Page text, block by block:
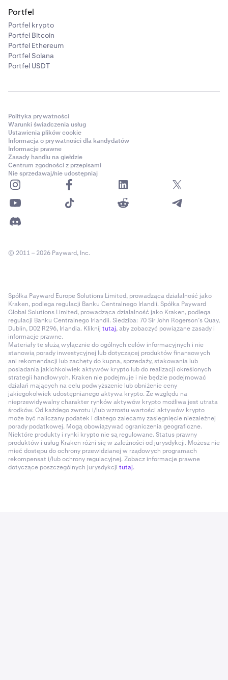
Portfel
Portfel krypto
Portfel Bitcoin
Portfel Ethereum
Portfel Solana
Portfel USDT
Polityka prywatności
Warunki świadczenia usług
Ustawienia plików cookie
Informacja o prywatności dla kandydatów
Informacje prawne
Zasady handlu na giełdzie
Centrum zgodności z przepisami
Nie sprzedawaj/nie udostępniaj
© 2011 – 2026 Payward, Inc.
Spółka Payward Europe Solutions Limited, prowadząca działalność jako
Kraken, podlega regulacji Banku Centralnego Irlandii. Spółka Payward
Global Solutions Limited, prowadząca działalność jako Kraken, podlega
regulacji Banku Centralnego Irlandii. Siedziba: 70 Sir John Rogerson’s Quay,
Dublin, D02 R296, Irlandia. Kliknij tutaj, aby zobaczyć powiązane zasady i
informacje prawne.
Materiały te służą wyłącznie do ogólnych celów informacyjnych i nie
stanowią porady inwestycyjnej lub dotyczącej produktów finansowych
ani rekomendacji lub zachęty do kupna, sprzedaży, stakowania lub
posiadania jakichkolwiek aktywów krypto lub do realizacji określonych
strategii handlowych. Kraken nie podejmuje i nie będzie podejmować
działań mających na celu podwyższenie lub obniżenie ceny
jakiegokolwiek udostępnianego aktywa krypto. Ze względu na
nieprzewidywalny charakter rynków aktywów krypto możliwa jest utrata
środków. Od każdego zwrotu i/lub wzrostu wartości aktywów krypto
może być naliczany podatek i dlatego zalecamy zasięgnięcie niezależnej
porady podatkowej. Mogą obowiązywać ograniczenia geograficzne.
Niektóre produkty i rynki krypto nie są regulowane. Status prawny
produktów i usług Kraken różni się w zależności od jurysdykcji. Możesz nie
mieć dostępu do ochrony przewidzianej w rządowych programach
rekompensat i/lub ochrony regulacyjnej. Zobacz informacje prawne
dotyczące poszczególnych jurysdykcji tutaj.